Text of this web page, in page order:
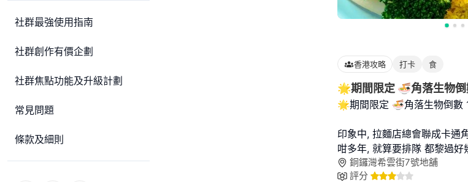
社群最強使用指南
社群創作有價企劃
社群焦點功能及升級計劃
常見問題
條款及細則
香港攻略 打卡 食
🌟期間限定 🍜角落生物倒
🌟期間限定 🍜角落生物倒數
印象中, 拉麵店總會聯成卡通
咁多年, 就算要排隊 都黎過好
銅鑼灣希雲街7號地舖
評分